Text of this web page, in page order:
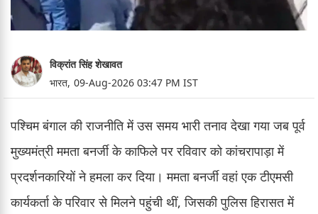
विक्रांत सिंह शेखावत
भारत, 09-Aug-2026 03:47 PM IST
पश्चिम बंगाल की राजनीति में उस समय भारी तनाव देखा गया जब पूर्व
मुख्यमंत्री ममता बनर्जी के काफिले पर रविवार को कांचरापाड़ा में
प्रदर्शनकारियों ने हमला कर दिया। ममता बनर्जी वहां एक टीएमसी
कार्यकर्ता के परिवार से मिलने पहुंची थीं, जिसकी पुलिस हिरासत में